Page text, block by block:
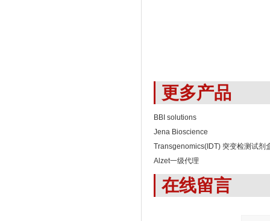
更多产品
BBI solutions
Jena Bioscience
Transgenomics(IDT) 突变检测试剂
Alzet一级代理
在线留言